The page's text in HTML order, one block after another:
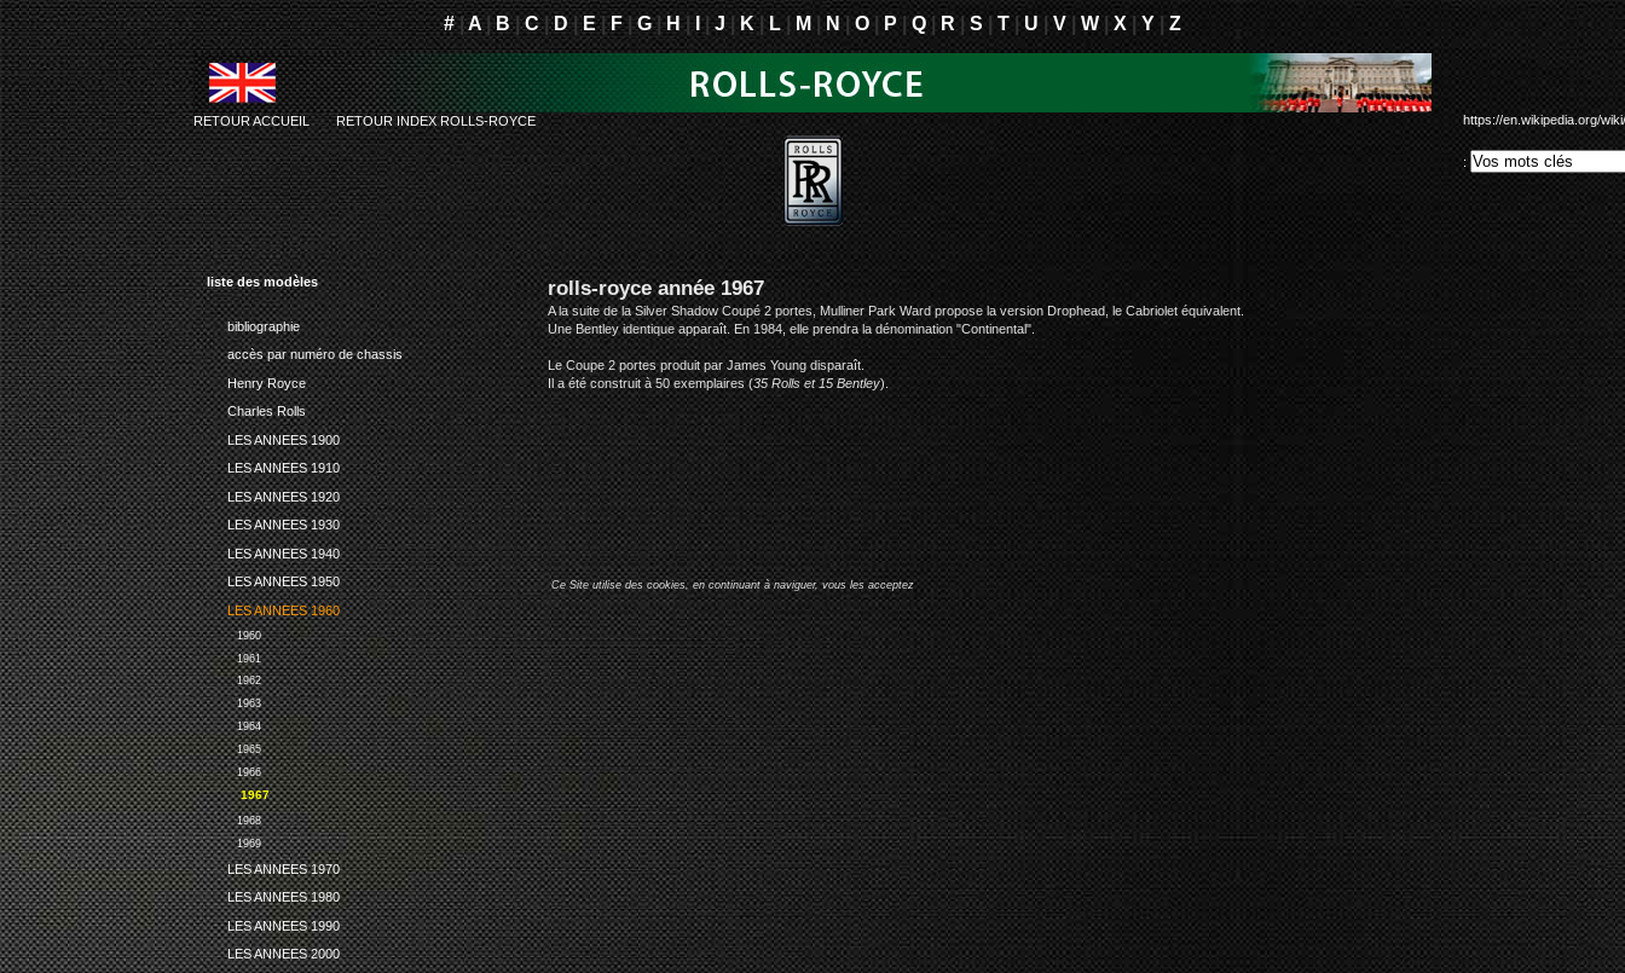
liste des modèles
bibliographie
accès par numéro de chassis
Henry Royce
Charles Rolls
LES ANNEES 1900
LES ANNEES 1910
LES ANNEES 1920
LES ANNEES 1930
LES ANNEES 1940
LES ANNEES 1950
LES ANNEES 1960
1960
1961
1962
1963
1964
1965
1966
1967
1968
1969
LES ANNEES 1970
LES ANNEES 1980
LES ANNEES 1990
LES ANNEES 2000
rolls-royce année 1967
A la suite de la Silver Shadow Coupé 2 portes, Mulliner Park Ward propose la version Drophead, le Cabriolet équivalent.
Une Bentley identique apparaît. En 1984, elle prendra la dénomination "Continental".
Le Coupe 2 portes produit par James Young disparaît.
Il a été construit à 50 exemplaires (35 Rolls et 15 Bentley).
Ce Site utilise des cookies, en continuant à naviguer, vous les acceptez
# |A|B|C|D|E| F|G|H|I |J| K| L| M| N|O|P|Q| R| S T| U |V W X |Y | Z
RETOUR ACCUEIL-RETOUR INDEX ROLLS-ROYCE https://en.wikipedia.org/
: